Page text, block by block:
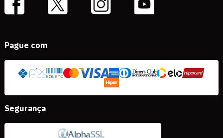
Pague com
Segurança